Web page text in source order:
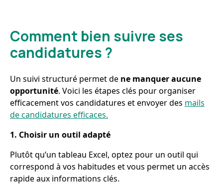
Comment bien suivre ses
candidatures ?
Un suivi structuré permet de ne manquer aucune
opportunité. Voici les étapes clés pour organiser
efficacement vos candidatures et envoyer des mails
de candidatures efficaces.
1. Choisir un outil adapté
Plutôt qu’un tableau Excel, optez pour un outil qui
correspond à vos habitudes et vous permet un accès
rapide aux informations clés.